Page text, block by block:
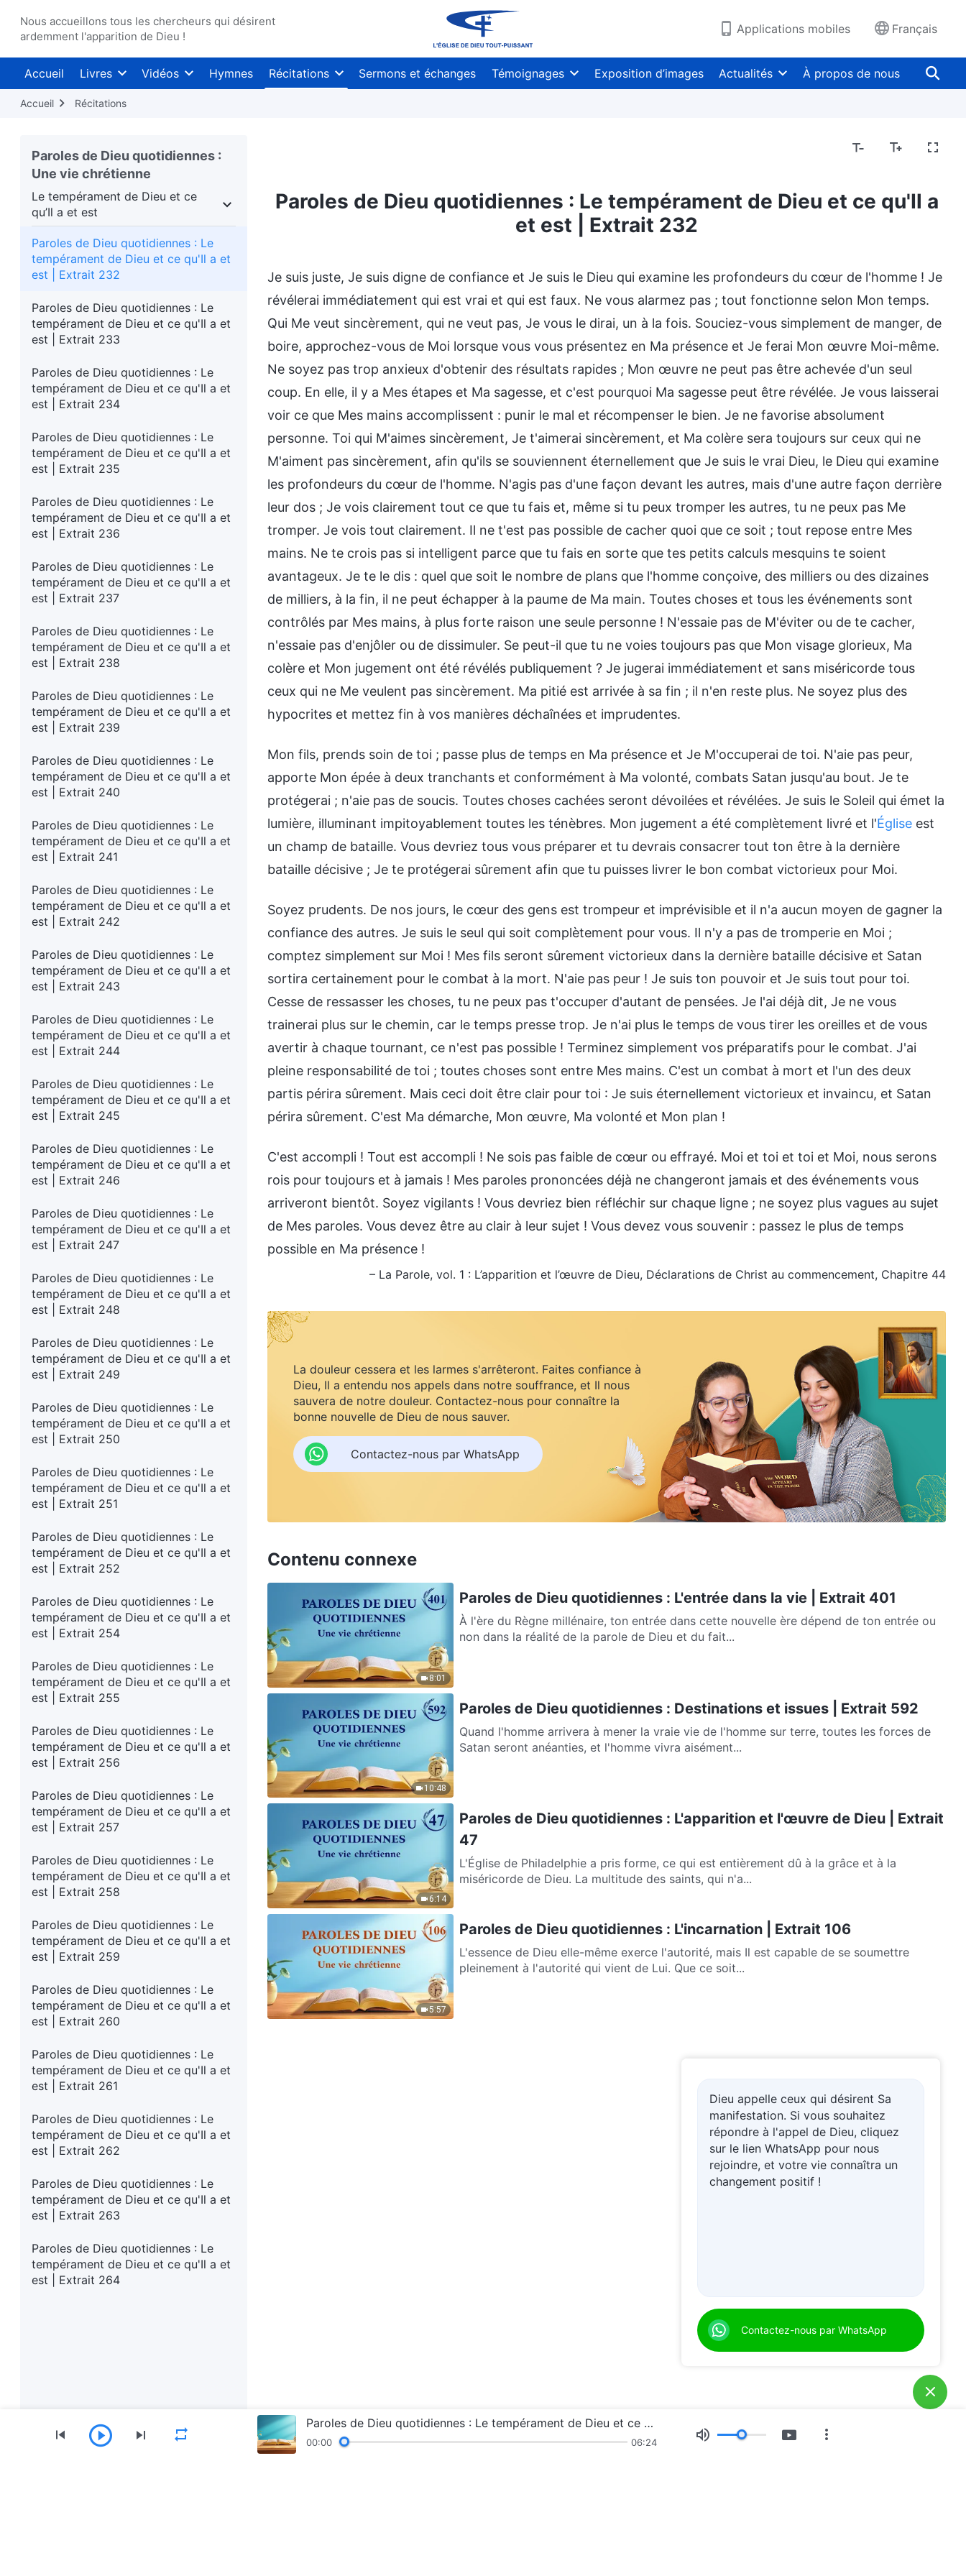
Nous accueillons tous les chercheurs qui désirent
ardemment l'apparition de Dieu !
Applications mobiles Français
Accueil Livres Vidéos Hymnes Récitations Sermons et échanges Témoignages Exposition d’images Actualités À propos de nous
Accueil Récitations
Paroles de Dieu quotidiennes :
Une vie chrétienne
Le tempérament de Dieu et ce
qu’Il a et est
Dieu Le tempérament de Dieu et ce qu’Il a et est Dévoiler les idées fausses religieuses
Paroles de Dieu quotidiennes : Le
tempérament de Dieu et ce qu'Il a et
est | Extrait 232
Paroles de Dieu quotidiennes : Le
tempérament de Dieu et ce qu'Il a et
est | Extrait 233
Paroles de Dieu quotidiennes : Le
tempérament de Dieu et ce qu'Il a et
est | Extrait 234
Paroles de Dieu quotidiennes : Le
tempérament de Dieu et ce qu'Il a et
est | Extrait 235
Paroles de Dieu quotidiennes : Le
tempérament de Dieu et ce qu'Il a et
est | Extrait 236
Paroles de Dieu quotidiennes : Le
tempérament de Dieu et ce qu'Il a et
est | Extrait 237
Paroles de Dieu quotidiennes : Le
tempérament de Dieu et ce qu'Il a et
est | Extrait 238
Paroles de Dieu quotidiennes : Le
tempérament de Dieu et ce qu'Il a et
est | Extrait 239
Paroles de Dieu quotidiennes : Le
tempérament de Dieu et ce qu'Il a et
est | Extrait 240
Paroles de Dieu quotidiennes : Le
tempérament de Dieu et ce qu'Il a et
est | Extrait 241
Paroles de Dieu quotidiennes : Le
tempérament de Dieu et ce qu'Il a et
est | Extrait 242
Paroles de Dieu quotidiennes : Le
tempérament de Dieu et ce qu'Il a et
est | Extrait 243
Paroles de Dieu quotidiennes : Le
tempérament de Dieu et ce qu'Il a et
est | Extrait 244
Paroles de Dieu quotidiennes : Le
tempérament de Dieu et ce qu'Il a et
est | Extrait 245
Paroles de Dieu quotidiennes : Le
tempérament de Dieu et ce qu'Il a et
est | Extrait 246
Paroles de Dieu quotidiennes : Le
tempérament de Dieu et ce qu'Il a et
est | Extrait 247
Paroles de Dieu quotidiennes : Le
tempérament de Dieu et ce qu'Il a et
est | Extrait 248
Paroles de Dieu quotidiennes : Le
tempérament de Dieu et ce qu'Il a et
est | Extrait 249
Paroles de Dieu quotidiennes : Le
tempérament de Dieu et ce qu'Il a et
est | Extrait 250
Paroles de Dieu quotidiennes : Le
tempérament de Dieu et ce qu'Il a et
est | Extrait 251
Paroles de Dieu quotidiennes : Le
tempérament de Dieu et ce qu'Il a et
est | Extrait 252
Paroles de Dieu quotidiennes : Le
tempérament de Dieu et ce qu'Il a et
est | Extrait 254
Paroles de Dieu quotidiennes : Le
tempérament de Dieu et ce qu'Il a et
est | Extrait 255
Paroles de Dieu quotidiennes : Le
tempérament de Dieu et ce qu'Il a et
est | Extrait 256
Paroles de Dieu quotidiennes : Le
tempérament de Dieu et ce qu'Il a et
est | Extrait 257
Paroles de Dieu quotidiennes : Le
tempérament de Dieu et ce qu'Il a et
est | Extrait 258
Paroles de Dieu quotidiennes : Le
tempérament de Dieu et ce qu'Il a et
est | Extrait 259
Paroles de Dieu quotidiennes : Le
tempérament de Dieu et ce qu'Il a et
est | Extrait 260
Paroles de Dieu quotidiennes : Le
tempérament de Dieu et ce qu'Il a et
est | Extrait 261
Paroles de Dieu quotidiennes : Le
tempérament de Dieu et ce qu'Il a et
est | Extrait 262
Paroles de Dieu quotidiennes : Le
tempérament de Dieu et ce qu'Il a et
est | Extrait 263
Paroles de Dieu quotidiennes : Le
tempérament de Dieu et ce qu'Il a et
est | Extrait 264
Paroles de Dieu quotidiennes : Le tempérament de Dieu et ce qu'Il a
et est | Extrait 232
Je suis juste, Je suis digne de confiance et Je suis le Dieu qui examine les profondeurs du cœur de l'homme ! Je
révélerai immédiatement qui est vrai et qui est faux. Ne vous alarmez pas ; tout fonctionne selon Mon temps.
Qui Me veut sincèrement, qui ne veut pas, Je vous le dirai, un à la fois. Souciez-vous simplement de manger, de
boire, approchez-vous de Moi lorsque vous vous présentez en Ma présence et Je ferai Mon œuvre Moi-même.
Ne soyez pas trop anxieux d'obtenir des résultats rapides ; Mon œuvre ne peut pas être achevée d'un seul
coup. En elle, il y a Mes étapes et Ma sagesse, et c'est pourquoi Ma sagesse peut être révélée. Je vous laisserai
voir ce que Mes mains accomplissent : punir le mal et récompenser le bien. Je ne favorise absolument
personne. Toi qui M'aimes sincèrement, Je t'aimerai sincèrement, et Ma colère sera toujours sur ceux qui ne
M'aiment pas sincèrement, afin qu'ils se souviennent éternellement que Je suis le vrai Dieu, le Dieu qui examine
les profondeurs du cœur de l'homme. N'agis pas d'une façon devant les autres, mais d'une autre façon derrière
leur dos ; Je vois clairement tout ce que tu fais et, même si tu peux tromper les autres, tu ne peux pas Me
tromper. Je vois tout clairement. Il ne t'est pas possible de cacher quoi que ce soit ; tout repose entre Mes
mains. Ne te crois pas si intelligent parce que tu fais en sorte que tes petits calculs mesquins te soient
avantageux. Je te le dis : quel que soit le nombre de plans que l'homme conçoive, des milliers ou des dizaines
de milliers, à la fin, il ne peut échapper à la paume de Ma main. Toutes choses et tous les événements sont
contrôlés par Mes mains, à plus forte raison une seule personne ! N'essaie pas de M'éviter ou de te cacher,
n'essaie pas d'enjôler ou de dissimuler. Se peut-il que tu ne voies toujours pas que Mon visage glorieux, Ma
colère et Mon jugement ont été révélés publiquement ? Je jugerai immédiatement et sans miséricorde tous
ceux qui ne Me veulent pas sincèrement. Ma pitié est arrivée à sa fin ; il n'en reste plus. Ne soyez plus des
hypocrites et mettez fin à vos manières déchaînées et imprudentes.
Mon fils, prends soin de toi ; passe plus de temps en Ma présence et Je M'occuperai de toi. N'aie pas peur,
apporte Mon épée à deux tranchants et conformément à Ma volonté, combats Satan jusqu'au bout. Je te
protégerai ; n'aie pas de soucis. Toutes choses cachées seront dévoilées et révélées. Je suis le Soleil qui émet la
lumière, illuminant impitoyablement toutes les ténèbres. Mon jugement a été complètement livré et l'Église est
un champ de bataille. Vous devriez tous vous préparer et tu devrais consacrer tout ton être à la dernière
bataille décisive ; Je te protégerai sûrement afin que tu puisses livrer le bon combat victorieux pour Moi.
Soyez prudents. De nos jours, le cœur des gens est trompeur et imprévisible et il n'a aucun moyen de gagner la
confiance des autres. Je suis le seul qui soit complètement pour vous. Il n'y a pas de tromperie en Moi ;
comptez simplement sur Moi ! Mes fils seront sûrement victorieux dans la dernière bataille décisive et Satan
sortira certainement pour le combat à la mort. N'aie pas peur ! Je suis ton pouvoir et Je suis tout pour toi.
Cesse de ressasser les choses, tu ne peux pas t'occuper d'autant de pensées. Je l'ai déjà dit, Je ne vous
trainerai plus sur le chemin, car le temps presse trop. Je n'ai plus le temps de vous tirer les oreilles et de vous
avertir à chaque tournant, ce n'est pas possible ! Terminez simplement vos préparatifs pour le combat. J'ai
pleine responsabilité de toi ; toutes choses sont entre Mes mains. C'est un combat à mort et l'un des deux
partis périra sûrement. Mais ceci doit être clair pour toi : Je suis éternellement victorieux et invaincu, et Satan
périra sûrement. C'est Ma démarche, Mon œuvre, Ma volonté et Mon plan !
C'est accompli ! Tout est accompli ! Ne sois pas faible de cœur ou effrayé. Moi et toi et toi et Moi, nous serons
rois pour toujours et à jamais ! Mes paroles prononcées déjà ne changeront jamais et des événements vous
arriveront bientôt. Soyez vigilants ! Vous devriez bien réfléchir sur chaque ligne ; ne soyez plus vagues au sujet
de Mes paroles. Vous devez être au clair à leur sujet ! Vous devez vous souvenir : passez le plus de temps
possible en Ma présence !
– La Parole, vol. 1 : L’apparition et l’œuvre de Dieu, Déclarations de Christ au commencement, Chapitre 44
La douleur cessera et les larmes s'arrêteront. Faites confiance à
Dieu, Il a entendu nos appels dans notre souffrance, et Il nous
sauvera de notre douleur. Contactez-nous pour connaître la
bonne nouvelle de Dieu de nous sauver.
Contactez-nous par WhatsApp
Contenu connexe
8:01
Paroles de Dieu quotidiennes : L'entrée dans la vie | Extrait 401
À l'ère du Règne millénaire, ton entrée dans cette nouvelle ère dépend de ton entrée ou
non dans la réalité de la parole de Dieu et du fait...
10:48
Paroles de Dieu quotidiennes : Destinations et issues | Extrait 592
Quand l'homme arrivera à mener la vraie vie de l'homme sur terre, toutes les forces de
Satan seront anéanties, et l'homme vivra aisément...
6:14
Paroles de Dieu quotidiennes : L'apparition et l'œuvre de Dieu | Extrait
47
L'Église de Philadelphie a pris forme, ce qui est entièrement dû à la grâce et à la
miséricorde de Dieu. La multitude des saints, qui n'a...
5:57
Paroles de Dieu quotidiennes : L'incarnation | Extrait 106
L'essence de Dieu elle-même exerce l'autorité, mais Il est capable de se soumettre
pleinement à l'autorité qui vient de Lui. Que ce soit...
Dieu appelle ceux qui désirent Sa
manifestation. Si vous souhaitez
répondre à l'appel de Dieu, cliquez
sur le lien WhatsApp pour nous
rejoindre, et votre vie connaîtra un
changement positif !
Contactez-nous par WhatsApp
Paroles de Dieu quotidiennes : Le tempérament de Dieu et ce qu'Il a et est | Extrait 232
00:00 06:24